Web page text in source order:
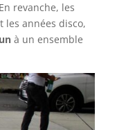
revanche, les
années disco,
à un ensemble